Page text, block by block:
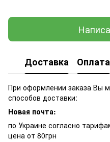
Доставка Оплата
При оформлении заказа Вы
способов доставки:
Новая почта:
по Украине согласно
цена от 80грн